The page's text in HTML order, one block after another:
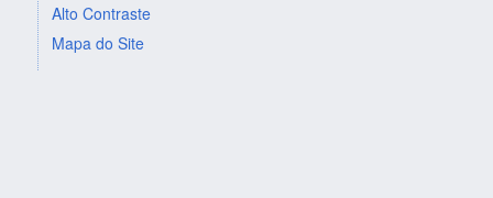
Alto Contraste
Mapa do Site